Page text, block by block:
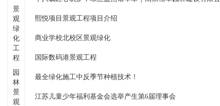
景
观
绿
化
工
程
园
林
景
观
熙悦项目景观工程项目介绍
商业学校北校区景观绿化
国际数码港景观工程
最全绿化施工中反季节种植技术！
江苏儿童少年福利基金会选举产生第6届理事会